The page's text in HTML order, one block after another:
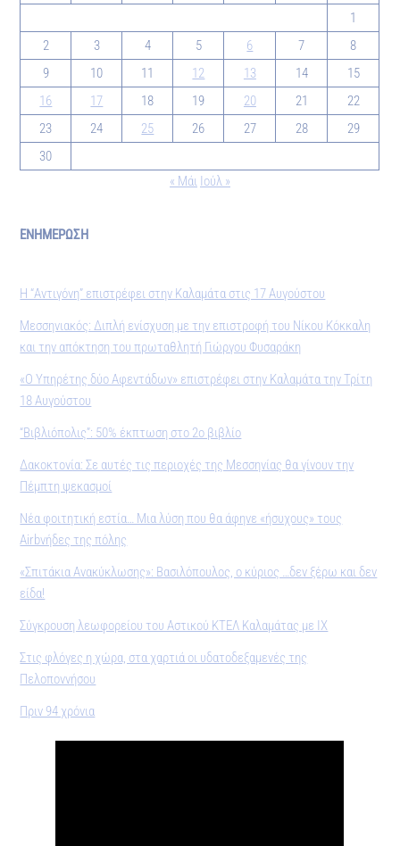
1
2
3 4 5 6 7
8
9
10 11 12 13 14
15
16
17 18 19 20 21
22
23
24 25 26 27 28
29
30
« Μάι Ιούλ »
ΕΝΗΜΕΡΩΣΗ
Η “Αντιγόνη” επιστρέφει στην Καλαμάτα στις 17 Αυγούστου
Μεσσηνιακός: Διπλή ενίσχυση με την επιστροφή του Νίκου Κόκκαλη
και την απόκτηση του πρωταθλητή Γιώργου Φυσαράκη
«Ο Υπηρέτης δύο Αφεντάδων» επιστρέφει στην Καλαμάτα την Τρίτη
18 Αυγούστου
“Βιβλιόπολις”: 50% έκπτωση στο 2ο βιβλίο
Δακοκτονία: Σε αυτές τις περιοχές της Μεσσηνίας θα γίνουν την
Πέμπτη ψεκασμοί
Νέα φοιτητική εστία… Μια λύση που θα άφηνε «ήσυχους» τους
Airbνήδες της πόλης
«Σπιτάκια Ανακύκλωσης»: Βασιλόπουλος, ο κύριος …δεν ξέρω και δεν
είδα!
Σύγκρουση λεωφορείου του Αστικού ΚΤΕΛ Καλαμάτας με ΙΧ
Στις φλόγες η χώρα, στα χαρτιά οι υδατοδεξαμενές της
Πελοποννήσου
Πριν 94 χρόνια